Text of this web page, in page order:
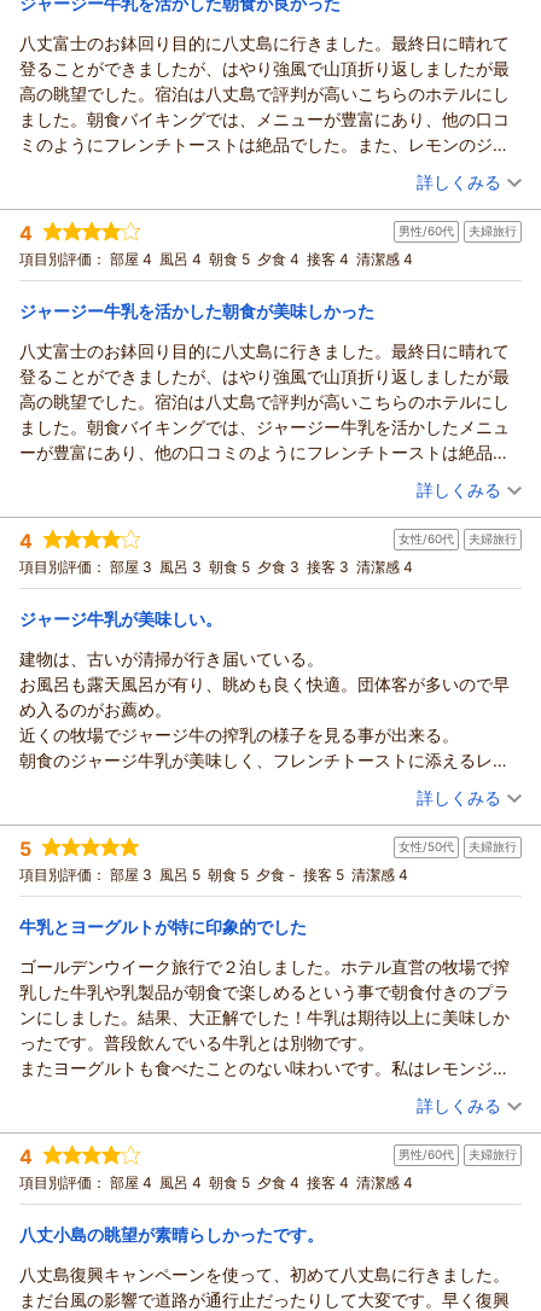
（返信日：2026/06/19）
リードパークリゾート八丈島からの返信
この度は当ホテルをご利用いただき誠にありがとうございま
す。
スタッフの接客態度をお褒め頂き誠にありがとうございます。
スタッフ一同励みになります。バルコニーでコーヒーを味わう
のは素敵なアイディアですね。割合で言いますと女性のお客様
が多いため、入替えなしの男女別風呂制をとっております。ご
不便をおかけして大変恐縮ですが、そういった理由ですので何
卒ご容赦賜りたいと存じます。夏場ですと、プールがご利用い
ただけるほか、館内で手持ち花火を販売しますのでエントラン
ス前で楽しまれるお客様が多いです。海水浴場へは夏限定の送
す。
またのご来島を心よりお待ち申し上げております。
（返信日：2026/06/07）
八丈富士のお鉢回り目的に八丈島に行きました。最終日に晴れて
登ることができましたが、はやり強風で山頂折り返しましたが最
高の眺望でした。宿泊は八丈島で評判が高いこちらのホテルにし
ました。朝食バイキングでは、メニューが豊富にあり、他の口コ
ミのようにフレンチトーストは絶品でした。また、レモンのジャ
夕食は会席でしたが、HPと違いジャージー牛乳を活かした島寿司
や明日葉のてんぷらはオプションでしたので、他でランチで楽し
みました。せめて、明日葉のてんぷら程度は選べるメニューとし
て会席に組み入れてもよいと思いました。
（投稿日：2026/05/30）
宿泊時期： 2026年05月宿泊 (夫婦旅行)
投稿者： ちくまさん
宿泊プラン： ～八丈島の旬の食材満載♪～料理長おまかせの創作和会席が楽
しめる！宿泊プラン【２食付】
ツイン 朝・夕
宿泊価格帯： 17,001～18,000円(大人一人あたり/税込)
リードパークリゾート八丈島からの返信
この度は当ホテルをご利用いただき誠にありがとうございま
す。
八丈富士は伊豆諸島の中では最大の標高を誇る山ですので、大
変人気がございます。晴れていれば眺望はさぞ素晴らしかった
かと存じます。レモンジャムやレモンカードは八丈フルーツレ
モンという特産品からの手作りです。マヨネーズの卵は敷地内
で平飼いしている鶏の卵を使用し、お土産品としても常温で持
ち帰れるとあってよく売れております。
夕食メニューにつきまして貴重なご意見を賜り誠にありがとう
ございます。
詳しくみる
4 男性/60代 夫婦旅行
項目別評価： 部屋 4 風呂 4 朝食 5 夕食 4 接客 4 清潔感 4
ジャージー牛乳を活かした朝食が美味しかった
八丈富士のお鉢回り目的に八丈島に行きました。最終日に晴れて
登ることができましたが、はやり強風で山頂折り返しましたが最
高の眺望でした。宿泊は八丈島で評判が高いこちらのホテルにし
ました。朝食バイキングでは、ジャージー牛乳を活かしたメニュ
ーが豊富にあり、他の口コミのようにフレンチトーストは絶品で
した。また、レモンのジャムやマヨネーズもなかなかの味でし
夕食は会席でしたが、HPと違い島寿司や明日葉のてんぷらはオプ
ションでしたので、他でランチで楽しみました。せめて、明日葉
のてんぷら程度は選べるメニューとして会席に組み入れてもよい
快適な3日間を過ごさせていただきました。
（投稿日：2026/05/30）
宿泊時期： 2026年05月宿泊 (夫婦旅行)
投稿者： ちくまさん
宿泊プラン： ～八丈島の旬の食材満載♪～料理長おまかせの創作和会席が楽
しめる！宿泊プラン【２食付】
ツイン 朝・夕
宿泊価格帯： 17,001～18,000円(大人一人あたり/税込)
詳しくみる
4 女性/60代 夫婦旅行
項目別評価： 部屋 3 風呂 3 朝食 5 夕食 3 接客 3 清潔感 4
ジャージ牛乳が美味しい。
建物は、古いが清掃が行き届いている。
お風呂も露天風呂が有り、眺めも良く快適。団体客が多いので早
め入るのがお薦め。
近くの牧場でジャージ牛の搾乳の様子を見る事が出来る。
朝食のジャージ牛乳が美味しく、フレンチトーストに添えるレモ
（投稿日：2026/05/25）
宿泊時期： 2026年05月宿泊 (夫婦旅行)
投稿者： トモピーさん
宿泊プラン： ～八丈島の旬の食材満載♪～料理長おまかせの創作和会席が楽
しめる！宿泊プラン【２食付】
ツイン 朝・夕
宿泊価格帯： 17,001～18,000円(大人一人あたり/税込)
リードパークリゾート八丈島からの返信
この度は当ホテルをご利用頂き誠にありがとうございます。
大浴場の露天風呂は太平洋が見渡せますので男女ともにご好評
を頂いております。休憩室には卓球台（うみかぜピンポン）や
輪投げなど無料でご利用いただける遊具があり、こちらも人気
ジャージー牛の搾乳見学（6：30と16：30）は宿泊者限定のサ
ービスで、散策がてらに訪れるお客様が多いです。朝食バイキ
ングをお褒め頂きありがとうございます。スタッフ一同大変励
みになります。
またのご来島を心よりお待ち申し上げております。
詳しくみる
5 女性/50代 夫婦旅行
項目別評価： 部屋 3 風呂 5 朝食 5 夕食 - 接客 5 清潔感 4
牛乳とヨーグルトが特に印象的でした
ゴールデンウイーク旅行で２泊しました。ホテル直営の牧場で搾
乳した牛乳や乳製品が朝食で楽しめるという事で朝食付きのプラ
ンにしました。結果、大正解でした！牛乳は期待以上に美味しか
ったです。普段飲んでいる牛乳とは別物です。
またヨーグルトも食べたことのない味わいです。私はレモンジャ
ホテルフロントやレストランスタッフも皆さんホスピタリティに
溢れていてとても気持ちよく滞在できました。
星空観賞会も楽しみにしていましたが、残念ながらお天気に恵ま
れず、２晩とも開催されませんでした。屋上は開放されているの
ル滞在ができたので満足しています。次もぜひこちらのホテルを
選びたいと思います。
（投稿日：2026/05/05）
宿泊時期： 2026年05月宿泊 (夫婦旅行)
投稿者： Mieさん(女性/50代)
宿泊プラン： ～朝の海を眺めながら♪八丈ジャージー牛乳と絶品フレンチト
ーストが味わえる！～宿泊プラン【朝食付】
ツイン 朝のみ
宿泊価格帯： 17,001～18,000円(大人一人あたり/税込)
リードパークリゾート八丈島からの返信
詳しくみる
4 男性/60代 夫婦旅行
項目別評価： 部屋 4 風呂 4 朝食 5 夕食 4 接客 4 清潔感 4
八丈小島の眺望が素晴らしかったです。
八丈島復興キャンペーンを使って、初めて八丈島に行きました。
まだ台風の影響で道路が通行止だったりして大変です。早く復興